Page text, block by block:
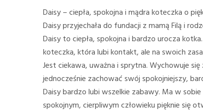
Daisy – ciepła, spokojna i mądra koteczka o
Daisy przyjechała do fundacji z mamą Filą i
Daisy to ciepła, spokojna i bardzo urocza
koteczka, która lubi kontakt, ale na swoich
Jest ciekawa, uważna i sprytna. Wychowuje
jednocześnie zachować swój spokojniejszy,
Daisy bardzo lubi wszelkie zabawy. Ma w
spokojnym, cierpliwym człowieku pięknie się